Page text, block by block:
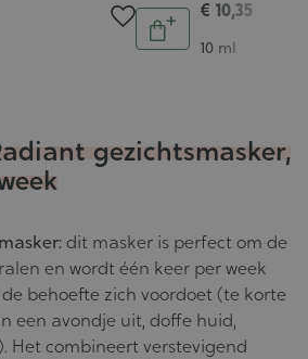
Aantal
In
€ 10,35
Inhoud
10 ml
gezichtsmasker,
dit masker is perfect om de
en wordt één keer per week
behoefte zich voordoet (te korte
een avondje uit, doffe huid,
Het combineert verstevigend